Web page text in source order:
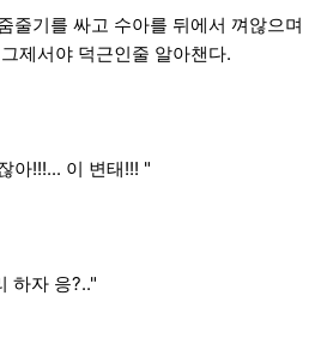
줄기를 싸고 수아를 뒤에서 껴않으며
제서야 덕근인줄 알아챈다.
아!!!... 이 변태!!! "
하자 응?.."